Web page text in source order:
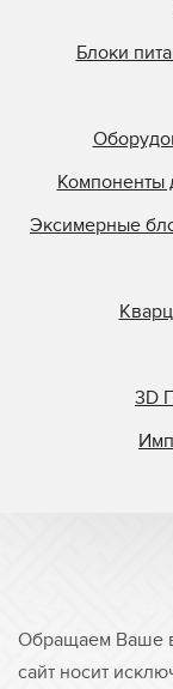
Блоки
Компоненты
Эксимерные
3D
Обращаем Ваше
сайт носит